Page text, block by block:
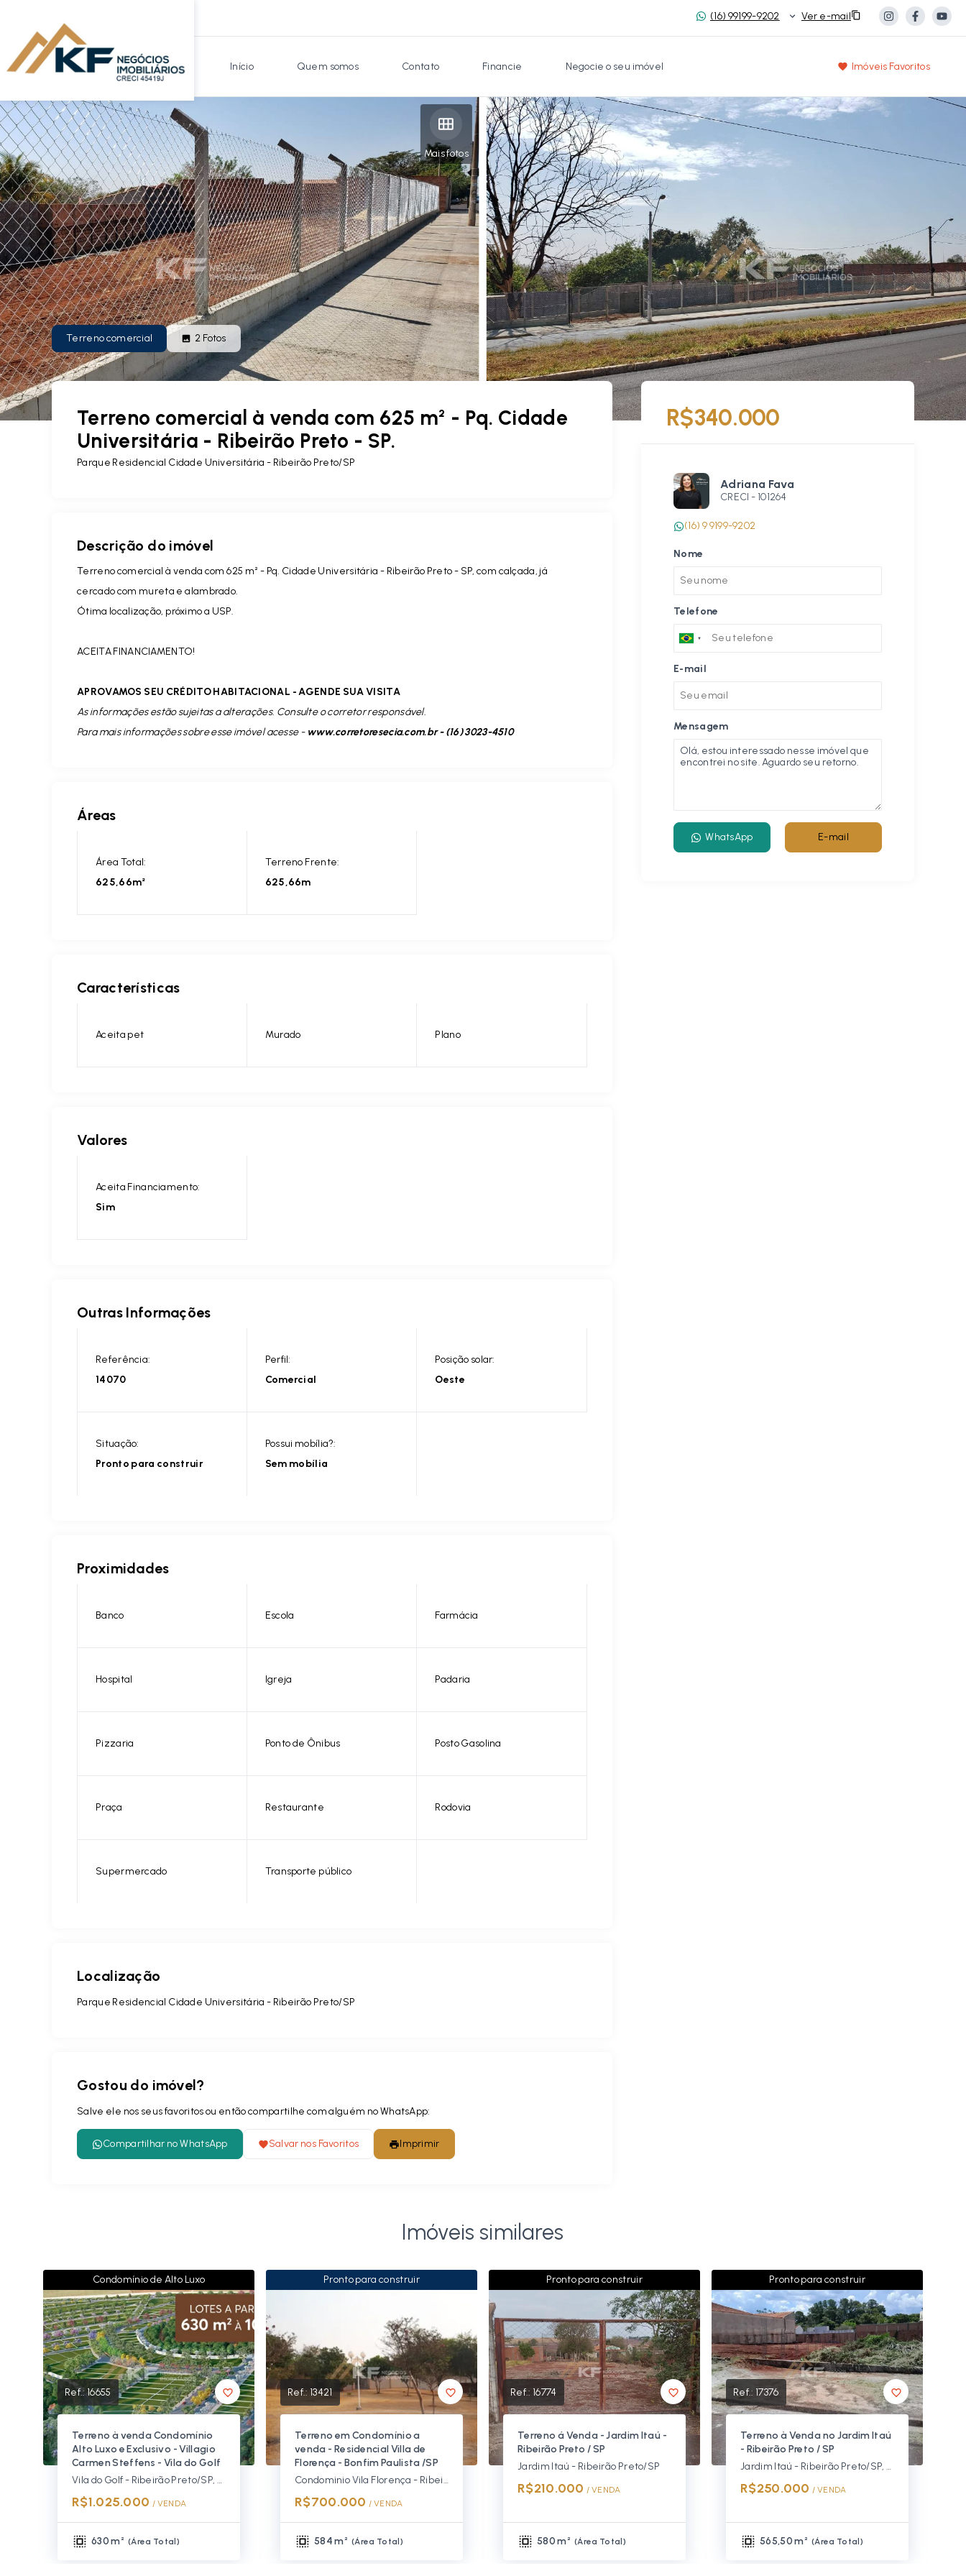
(16) 99199-9202 Ver e-mail
Início Quem somos Contato Financie Negocie o seu imóvel Imóveis Favoritos
Mais fotos
Terreno comercial 2 Fotos
Terreno comercial à venda com 625 m² - Pq. Cidade
Universitária - Ribeirão Preto - SP.
Parque Residencial Cidade Universitária - Ribeirão Preto/SP
Descrição do imóvel
Terreno comercial à venda com 625 m² - Pq. Cidade Universitária - Ribeirão Preto - SP, com calçada, já
cercado com mureta e alambrado.
Ótima localização, próximo a USP.
ACEITA FINANCIAMENTO!
APROVAMOS SEU CRÉDITO HABITACIONAL - AGENDE SUA VISITA
As informações estão sujeitas a alterações. Consulte o corretor responsável.
Para mais informações sobre esse imóvel acesse - www.corretoresecia.com.br - (16) 3023-4510
Áreas
Área Total:
625,66m²
Terreno Frente:
625,66m
Características
Aceita pet Murado Plano
Valores
Aceita Financiamento:
Sim
Outras Informações
Referência:
14070
Perfil:
Comercial
Posição solar:
Oeste
Situação:
Pronto para construir
Possui mobília?:
Sem mobília
Proximidades
Banco Escola Farmácia
Hospital Igreja Padaria
Pizzaria Ponto de Ônibus Posto Gasolina
Praça Restaurante Rodovia
Supermercado Transporte público
Localização
Parque Residencial Cidade Universitária - Ribeirão Preto/SP
Gostou do imóvel?
Salve ele nos seus favoritos ou então compartilhe com alguém no WhatsApp:
Compartilhar no WhatsApp Salvar nos Favoritos Imprimir
R$340.000
Adriana Fava
CRECI - 101264
(16) 9 9199-9202
Nome
Telefone
E-mail
Mensagem
WhatsApp E-mail
Imóveis similares
Condomínio de Alto Luxo
Ref.:16655
Terreno à venda Condomínio
Alto Luxo e Exclusivo - Villagio
Carmen Steffens - Vila do Golf
Vila do Golf - Ribeirão Preto/SP, Zona Sul
R$1.025.000 / VENDA
630 m² (Área Total )
Pronto para construir
Ref.:13421
Terreno em Condomínio a
venda - Residencial Villa de
Florença - Bonfim Paulista /SP
Condominio Vila Florença - Ribeirão Preto/SP
R$700.000 / VENDA
584 m² (Área Total )
Pronto para construir
Ref.: 16774
Terreno á Venda - Jardim Itaú -
Ribeirão Preto / SP
Jardim Itaú - Ribeirão Preto/SP
R$210.000 / VENDA
580 m² (Área Total )
Pronto para construir
Ref.: 17376
Terreno à Venda no Jardim Itaú
- Ribeirão Preto / SP
Jardim Itaú - Ribeirão Preto/SP, Zona Oeste
R$250.000 / VENDA
565,50 m² (Área Total )